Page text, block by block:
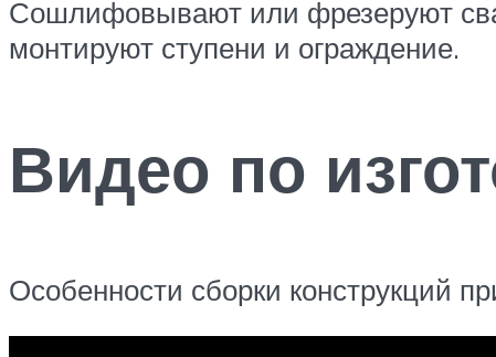
Сошлифовывают или фрезеруют
монтируют ступени и ограждение.
Видео по
Особенности сборки конструкций